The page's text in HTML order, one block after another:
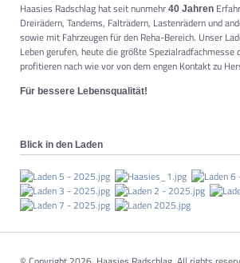
Haasies Radschlag hat seit nunmehr 40 Jahren
Dreirädern, Tandems, Falträdern, Lastenrädern und
sowie mit Fahrzeugen für den Reha-Bereich. Unser
Leben gerufen, heute die größte Spezialradfachmesse
profitieren nach wie vor von dem engen Kontakt zu
Für bessere Lebensqualität!
Blick in den Laden